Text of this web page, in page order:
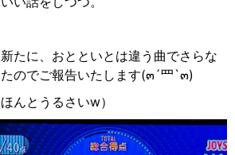
たに、おとといとは違う曲でさらな
のでご報告いたします(๓ ´罒`๓)
んとうるさいw）